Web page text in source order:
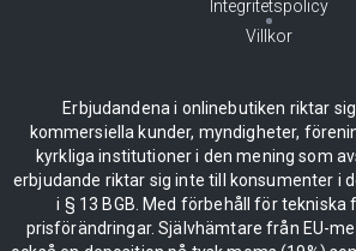
Integritetspolicy
Villkor
Erbjudandena i onlinebutiken riktar
kommersiella kunder, myndigheter,
kyrkliga institutioner i den mening som
erbjudande riktar sig inte till konsumenter i
i § 13 BGB. Med förbehåll för tekniska
prisförändringar. Självhämtare från EU-